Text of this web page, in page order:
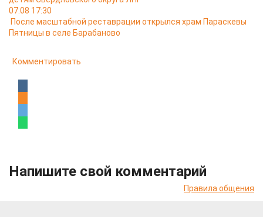
07.08 17:30
После масштабной реставрации открылся храм Параскевы
Пятницы в селе Барабаново
Комментировать
Напишите свой комментарий
Правила общения